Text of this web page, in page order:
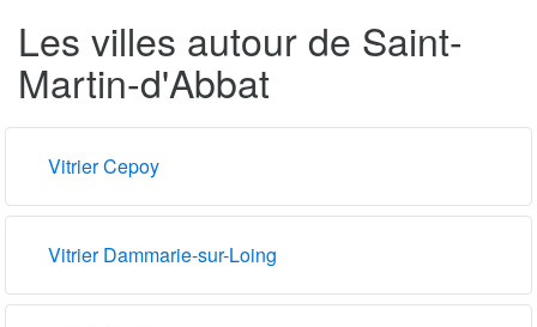
Les villes autour de Saint-
Martin-d'Abbat
Vitrier Cepoy
Vitrier Dammarie-sur-Loing